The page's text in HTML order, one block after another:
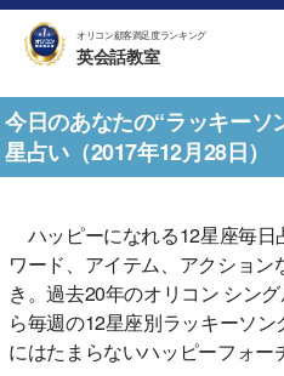
オリコン顧客満足度ランキング
英会話教室
今日のあなたの“ラッキー
星占い（2017年12月28日）
ハッピーになれる12星座毎日
ワード、アイテム、アクショ
き。過去20年のオリコン シン
ら毎週の12星座別ラッキーソ
にはたまらないハッピーフォー